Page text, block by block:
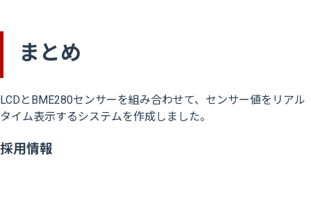
まとめ
LCDとBME280センサーを組み合わせて、センサー値をリアル
タイム表示するシステムを作成しました。
採用情報